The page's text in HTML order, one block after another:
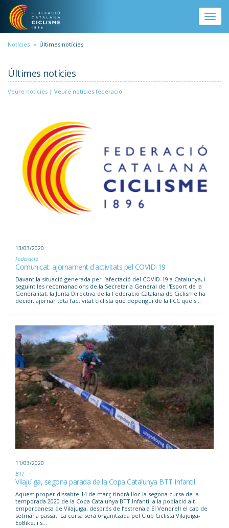
Vés al contingut
Toggle
Notícies Últimes notícies
Últimes notícies
Veure notícies | Veure notícies federació
13/03/2020
Federació
Comunicat: ajornament d'activitats pel COVID-19
Davant la situació generada per l’afectació del COVID-19 a Catalunya, i
seguint les recomanacions de la Secretaria General de l'Esport de la
Generalitat, la Junta Directiva de la Federació Catalana de Ciclisme ha
decidit ajornar tota l'activitat ciclista que depengui de la FCC que s...
11/03/2020
BTT
Vilajuïga, segona parada de la Copa Catalunya BTT Infantil
Aquest proper dissabte 14 de març tindrà lloc la segona cursa de la
temporada 2020 de la Copa Catalunya BTT Infantil a la població alt-
empordanesa de Vilajuïga, després de l’estrena a El Vendrell el cap de
setmana passat. La cursa serà organitzada pel Club Ciclista Vilajuïga-
EoBike, i s...